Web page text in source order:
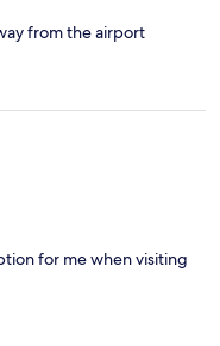
from the airport
for me when visiting